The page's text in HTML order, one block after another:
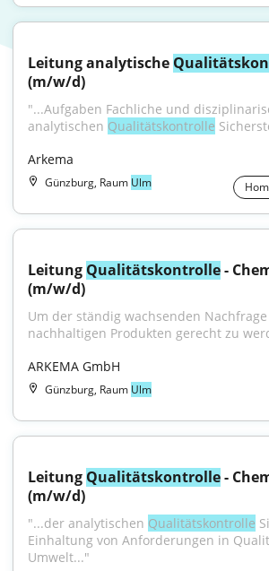
Leitung analytische
(m/w/d)
"...Aufgaben Fachliche und
analytischen Qualitätskontrolle
Arkema
Günzburg, Raum Ulm
Leitung Qualitätskontrolle -
(m/w/d)
Um der ständig wachsenden
nachhaltigen Produkten gerecht zu
ARKEMA GmbH
Günzburg, Raum Ulm
Leitung Qualitätskontrolle -
(m/w/d)
"...der analytischen Qualitätskontrolle
Einhaltung von Anforderungen in
Umwelt..."